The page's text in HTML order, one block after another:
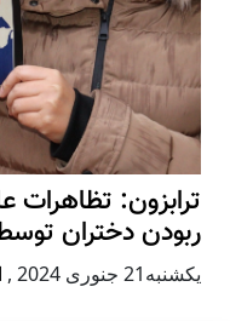
ترابزون:
ربودن دختران
يكشنبه21 جنوری 2024 ,